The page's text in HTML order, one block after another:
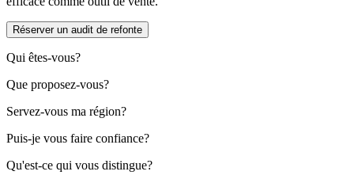
Réserver un audit de refonte
Qui êtes-vous?
Que proposez-vous?
Servez-vous ma région?
Puis-je vous faire confiance?
Qu'est-ce qui vous distingue?